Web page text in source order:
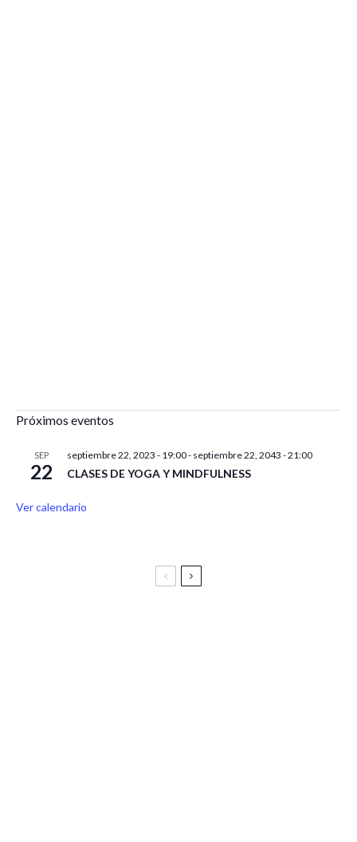
Próximos eventos
SEP
22
septiembre 22, 2023 - 19:00- septiembre 22, 2043 - 21:00
CLASES DE YOGA Y MINDFULNESS
Ver calendario